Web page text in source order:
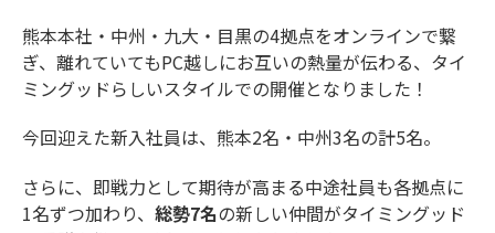
熊本本社・中州・九大・目黒の4拠点をオンラインで繋
ぎ、離れていてもPC越しにお互いの熱量が伝わる、タイ
ミングッドらしいスタイルでの開催となりました！
今回迎えた新入社員は、熊本2名・中州3名の計5名。
さらに、即戦力として期待が高まる中途社員も各拠点に
1名ずつ加わり、 総勢7名の新しい仲間がタイミングッド